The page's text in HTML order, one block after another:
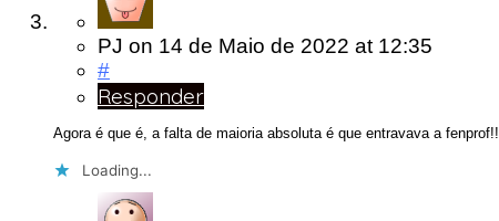
PJ on 14 de Maio de 2022 at 12:35
#
Responder
Agora é que é, a falta de maioria absoluta é que entravava a
Loading...